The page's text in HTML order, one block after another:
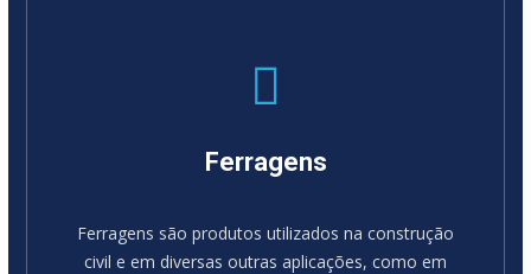
Ferragens
Ferragens são produtos utilizados na construção
civil e em diversas outras aplicações, como em